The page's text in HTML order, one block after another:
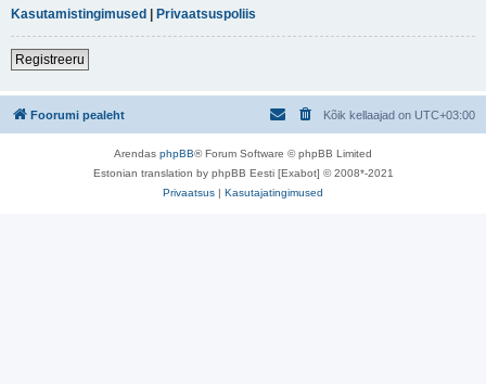
Kasutamistingimused | Privaatsuspoliis
Registreeru
Foorumi pealeht Kõik kellaajad on UTC+03:00
Arendas phpBB® Forum Software © phpBB Limited
Estonian translation by phpBB Eesti [Exabot] © 2008*-2021
Privaatsus | Kasutajatingimused